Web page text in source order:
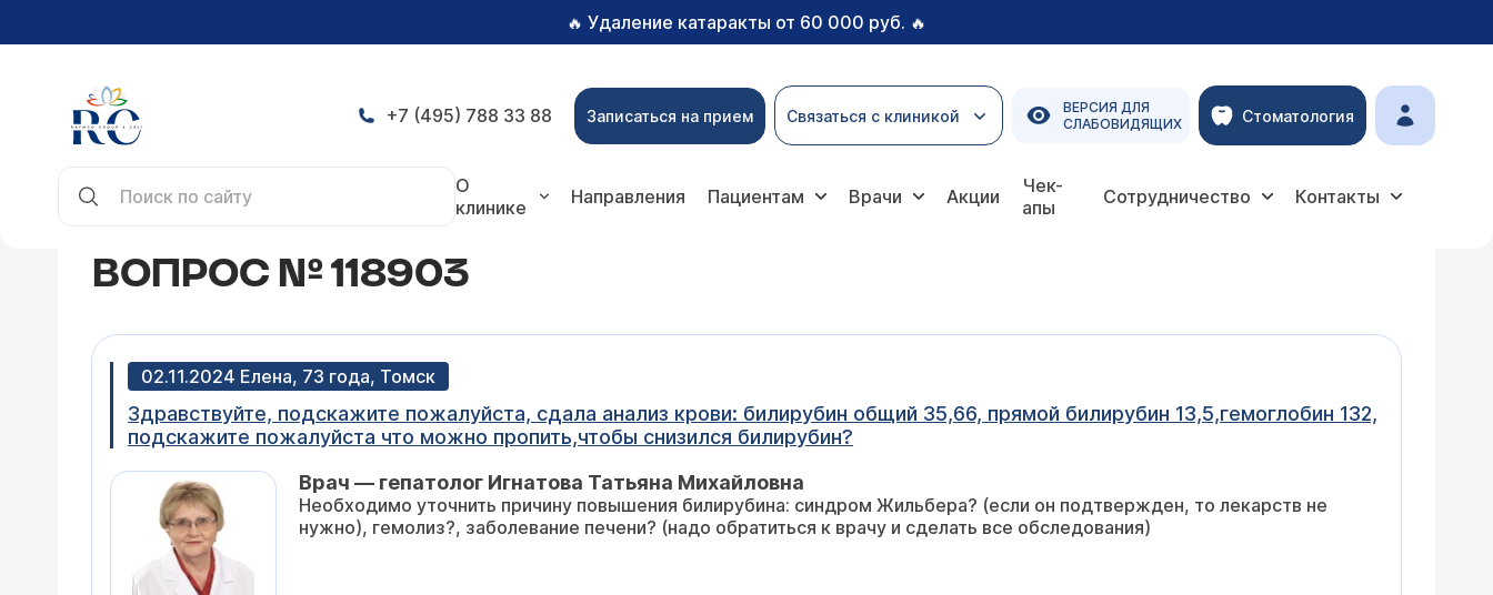
🔥 Удаление катаракты от 60 000 руб. 🔥
+7 (495) 788 33 88 Записаться на прием Связаться с клиникой
ВЕРСИЯ ДЛЯ
СЛАБОВИДЯЩИХ
Стоматология
О
клинике
Направления Пациентам Врачи Акции
Чек-
апы
Сотрудничество Контакты
ВОПРОС № 118903
02.11.2024 Елена, 73 года, Томск
Здравствуйте, подскажите пожалуйста, сдала анализ крови: билирубин общий 35,66, прямой билирубин 13,5,гемоглобин 132,
подскажите пожалуйста что можно пропить,чтобы снизился билирубин?
Врач — гепатолог Игнатова Татьяна Михайловна
Необходимо уточнить причину повышения билирубина: синдром Жильбера? (если он подтвержден, то лекарств не
нужно), гемолиз?, заболевание печени? (надо обратиться к врачу и сделать все обследования)